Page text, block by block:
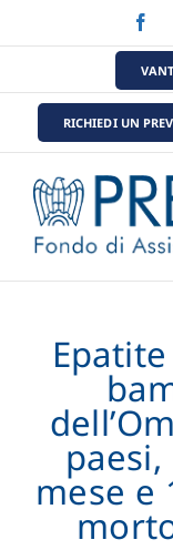
al
RICHIEDI UN
mese e